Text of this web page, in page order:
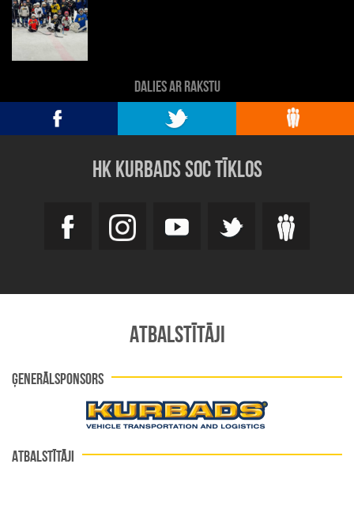
DALIES AR RAKSTU
HK KURBADS SOC TĪKLOS
ATBALSTĪTĀJI
ĢENERĀLSPONSORS
ATBALSTĪTĀJI